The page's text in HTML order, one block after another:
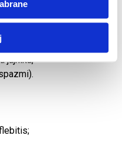
(smanjen ili
jajnika,